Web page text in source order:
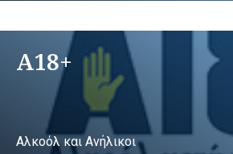
A18+
Αλκοόλ και Ανήλικοι